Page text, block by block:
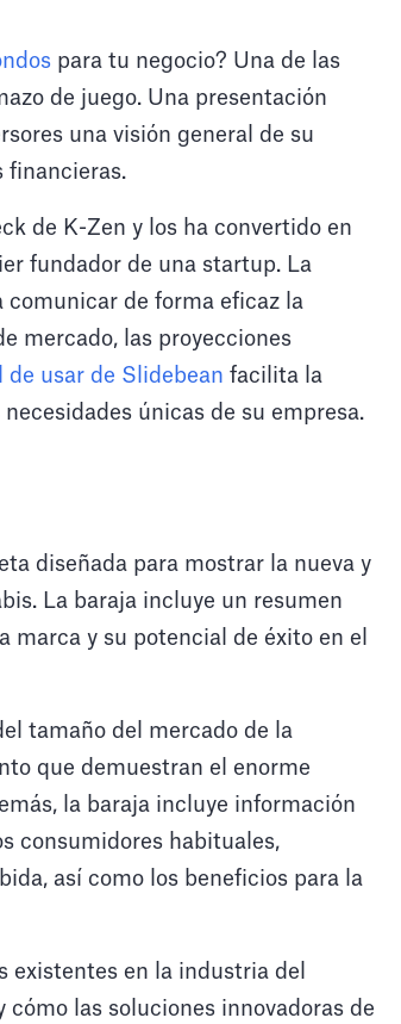
para tu negocio? Una de las
de juego. Una presentación
una visión general de su
financieras.
de K-Zen y los ha convertido en
fundador de una startup. La
de forma eficaz la
mercado, las proyecciones
de usar de Slidebean facilita la
únicas de su empresa.
diseñada para mostrar la nueva y
La baraja incluye un resumen
marca y su potencial de éxito en el
tamaño del mercado de la
que demuestran el enorme
la baraja incluye información
consumidores habituales,
así como los beneficios para la
existentes en la industria del
las soluciones innovadoras de